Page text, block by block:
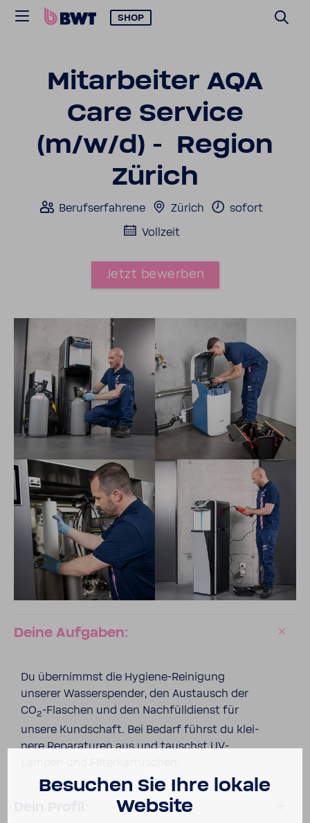
SHOP
Mitar­beiter AQA
Care Service
(m/w/d) - Region
Zürich
Berufs­er­fah­rene Zürich
sofort
Voll­zeit
Jetzt bewerben
Deine Aufgaben:
Du über­nimmst die Hygiene-​Reinigung
unserer Wasser­spender, den Austausch der
CO2-​Flaschen und den Nach­füll­dienst für
unsere Kund­schaft. Bei Bedarf führst du klei­
nere Repa­ra­turen aus und tauschst UV-​
Besu­chen Sie Ihre lokale
Website